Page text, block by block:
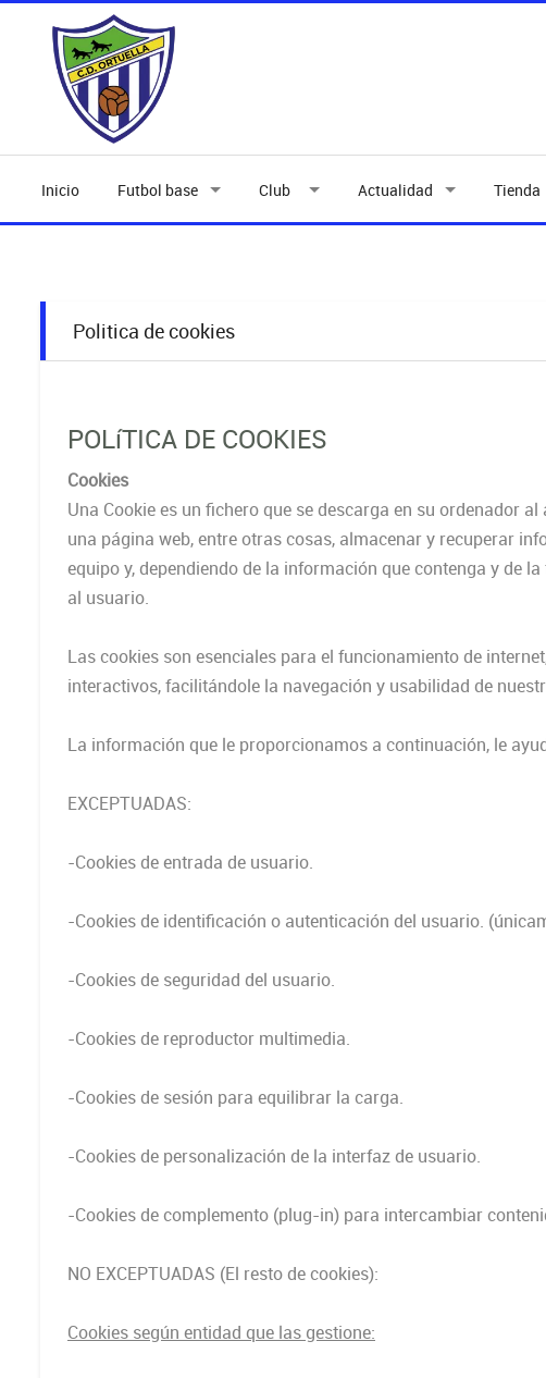
Inicio Futbol base Club Actualidad Tienda
Politica de cookies
POLíTICA DE COOKIES
Cookies
Una Cookie es un fichero que se descarga en su ordenador
una página web, entre otras cosas, almacenar y recuperar
equipo y, dependiendo de la información que contenga y de
al usuario.
Las cookies son esenciales para el funcionamiento de
interactivos, facilitándole la navegación y usabilidad de
La información que le proporcionamos a continuación, le
EXCEPTUADAS:
-Cookies de entrada de usuario.
-Cookies de identificación o autenticación del usuario.
-Cookies de seguridad del usuario.
-Cookies de reproductor multimedia.
-Cookies de sesión para equilibrar la carga.
-Cookies de personalización de la interfaz de usuario.
-Cookies de complemento (plug-in) para intercambiar
NO EXCEPTUADAS (El resto de cookies):
Cookies según entidad que las gestione: